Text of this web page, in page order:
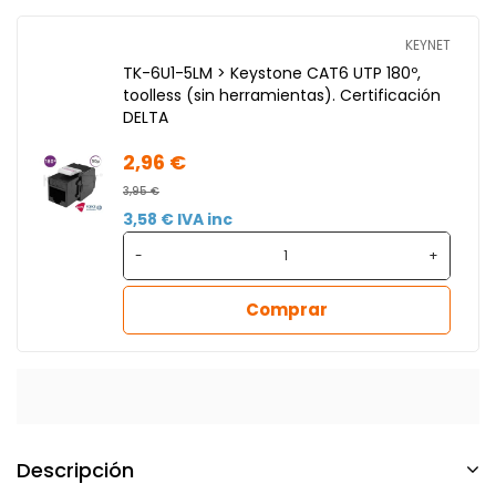
KEYNET
TK-6U1-5LM > Keystone CAT6 UTP 180º,
toolless (sin herramientas). Certificación
DELTA
2,96 €
3,95 €
3,58 € IVA inc
- +
Comprar
Descripción